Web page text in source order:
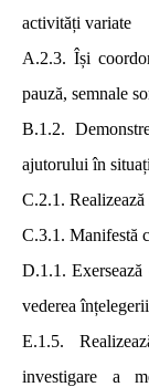
activități variate
A.2.3. Își
pauză, semnale
B.1.2.
ajutorului în
C.2.1.
C.3.1. Manifestă
D.1.1.
vederea
E.1.5.
investigare a